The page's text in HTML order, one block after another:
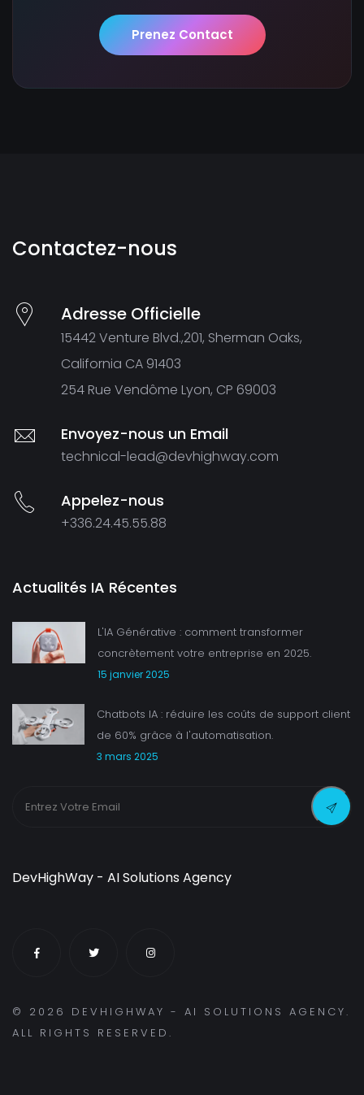
Prenez Contact
Contactez-nous
Adresse Officielle
15442 Venture Blvd.,201, Sherman Oaks,
California CA 91403
254 Rue Vendôme Lyon, CP 69003
Envoyez-nous un Email
technical-lead@devhighway.com
Appelez-nous
+336.24.45.55.88
Actualités IA Récentes
L'IA Générative : comment transformer
concrètement votre entreprise en 2025.
15 janvier 2025
Chatbots IA : réduire les coûts de support client
de 60% grâce à l'automatisation.
3 mars 2025
DevHighWay - AI Solutions Agency
© 2026
DEVHIGHWAY - AI SOLUTIONS AGENCY.
ALL RIGHTS RESERVED.